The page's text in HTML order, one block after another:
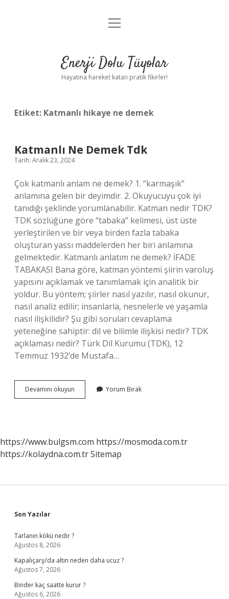
Anasayfa
Yasal Uyarı
menüyü
Enerji Dolu Tüyolar
Hayatına hareket katan pratik fikirler!
Etiket: Katmanlı hikaye ne demek
Katmanlı Ne Demek Tdk
Tarih: Aralık 23, 2024
Çok katmanlı anlam ne demek? 1. “karmaşık”
anlamına gelen bir deyimdir. 2. Okuyucuyu çok iyi
tanıdığı şeklinde yorumlanabilir. Katman nedir TDK?
TDK sözlüğüne göre “tabaka” kelimesi, üst üste
yerleştirilen ve bir veya birden fazla tabaka
oluşturan yassı maddelerden her biri anlamına
gelmektedir. Katmanlı anlatım ne demek? İFADE
TABAKASI Bana göre, katman yöntemi şiirin varoluş
yapısını açıklamak ve tanımlamak için analitik bir
yoldur. Bu yöntem; şiirler nasıl yazılır, nasıl okunur,
nasıl analiz edilir; insanlarla, nesnelerle ve yaşamla
nasıl ilişkilidir? Şu gibi soruları cevaplama
yeteneğine sahiptir: dil ve bilimle ilişkisi nedir? TDK
açıklaması nedir? Türk Dil Kurumu (TDK), 12
Temmuz 1932’de Mustafa…
Devamını okuyun Katmanlı
Ne
Yorum Bırak
https://www.bulgsm.com https://mosmoda.com.tr
https://kolaydna.com.trSitemap
Sidebar
Son Yazılar
Tarlanın kökü nedir ?
Ağustos 8, 2026
Kapalıçarşı’da altın neden daha ucuz ?
Ağustos 7, 2026
Binder kaç saatte kurur ?
Ağustos 6, 2026